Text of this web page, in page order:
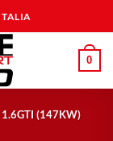
0
1.6GTI (147KW)